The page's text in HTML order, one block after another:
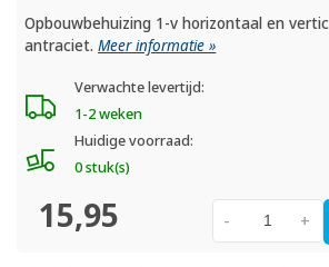
Opbouwbehuizing 1-v horizontaal en
antraciet.Meer informatie »
Verwachte levertijd:
1-2 weken
Huidige voorraad:
0 stuk(s)
15,95 +
-